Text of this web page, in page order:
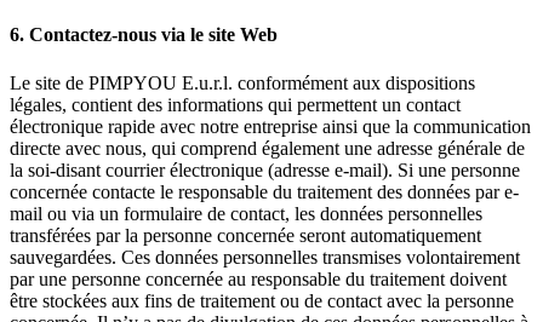
6. Contactez-nous via le site Web
Le site de PIMPYOU E.u.r.l. conformément aux dispositions
légales, contient des informations qui permettent un contact
électronique rapide avec notre entreprise ainsi que la communication
directe avec nous, qui comprend également une adresse générale de
la soi-disant courrier électronique (adresse e-mail). Si une personne
concernée contacte le responsable du traitement des données par e-
mail ou via un formulaire de contact, les données personnelles
transférées par la personne concernée seront automatiquement
sauvegardées. Ces données personnelles transmises volontairement
par une personne concernée au responsable du traitement doivent
être stockées aux fins de traitement ou de contact avec la personne